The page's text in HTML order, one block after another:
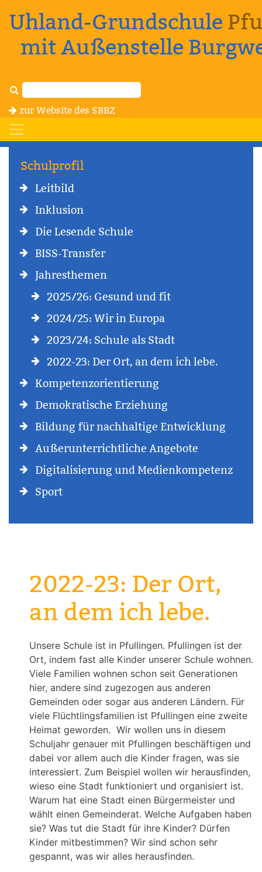
Uhland-Grundschule
mit Außenstelle
zur Website des SBBZ
Schulprofil
Leitbild
Inklusion
Die Lesende Schule
BISS-Transfer
Jahresthemen
2025/26: Gesund und fit
2024/25: Wir in Europa
2023/24: Schule als Stadt
2022-23: Der Ort, an dem ich lebe.
Kompetenzorientierung
Demokratische Erziehung
Bildung für nachhaltige Entwicklung
Außerunterrichtliche Angebote
Digitalisierung und Medienkompetenz
Sport
2022-23: Der Ort,
an dem ich lebe.
Unsere Schule ist in Pfullingen. Pfullingen ist der
Ort, indem fast alle Kinder unserer Schule wohnen.
Viele Familien wohnen schon seit Generationen
hier, andere sind zugezogen aus anderen
Gemeinden oder sogar aus anderen Ländern. Für
viele Flüchtlingsfamilien ist Pfullingen eine zweite
Heimat geworden. Wir wollen uns in diesem
Schuljahr genauer mit Pfullingen beschäftigen und
dabei vor allem auch die Kinder fragen, was sie
interessiert. Zum Beispiel wollen wir herausfinden,
wieso eine Stadt funktioniert und organisiert ist.
Warum hat eine Stadt einen Bürgermeister und
wählt einen Gemeinderat. Welche Aufgaben haben
sie? Was tut die Stadt für ihre Kinder? Dürfen
Kinder mitbestimmen? Wir sind schon sehr
gespannt, was wir alles herausfinden.